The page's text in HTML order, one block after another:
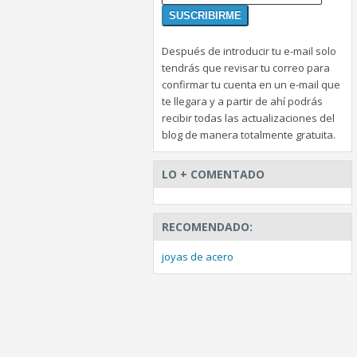
Después de introducir tu e-mail solo
tendrás que revisar tu correo para
confirmar tu cuenta en un e-mail que
te llegara y a partir de ahí podrás
recibir todas las actualizaciones del
blog de manera totalmente gratuita.
LO + COMENTADO
RECOMENDADO:
joyas de acero